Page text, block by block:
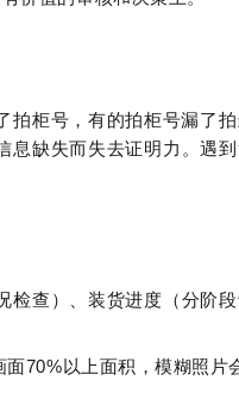
柜号，有的拍柜号漏了
缺失而失去证明力。遇到
检查）、装货进度（分阶
70%以上面积，模糊照片